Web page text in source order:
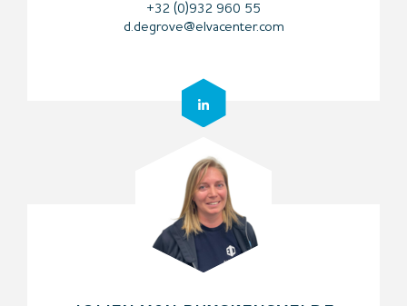
+32 (0)932 960 55
d.degrove@elvacenter.com